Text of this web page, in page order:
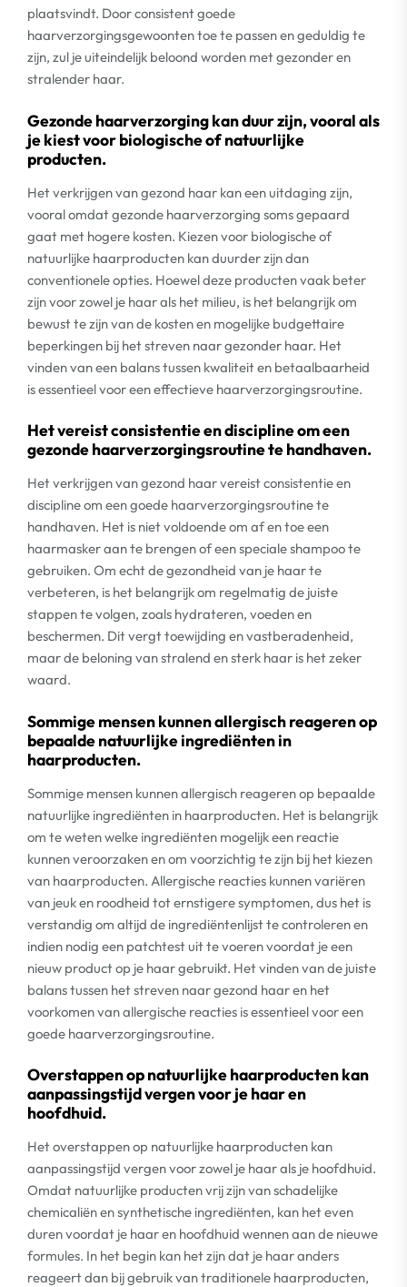
plaatsvindt. Door consistent goede
haarverzorgingsgewoonten toe te passen en geduldig te
zijn, zul je uiteindelijk beloond worden met gezonder en
stralender haar.
Gezonde haarverzorging kan duur zijn, vooral als
je kiest voor biologische of natuurlijke
producten.
Het verkrijgen van gezond haar kan een uitdaging zijn,
vooral omdat gezonde haarverzorging soms gepaard
gaat met hogere kosten. Kiezen voor biologische of
natuurlijke haarproducten kan duurder zijn dan
conventionele opties. Hoewel deze producten vaak beter
zijn voor zowel je haar als het milieu, is het belangrijk om
bewust te zijn van de kosten en mogelijke budgettaire
beperkingen bij het streven naar gezonder haar. Het
vinden van een balans tussen kwaliteit en betaalbaarheid
is essentieel voor een effectieve haarverzorgingsroutine.
Het vereist consistentie en discipline om een
gezonde haarverzorgingsroutine te handhaven.
Het verkrijgen van gezond haar vereist consistentie en
discipline om een goede haarverzorgingsroutine te
handhaven. Het is niet voldoende om af en toe een
haarmasker aan te brengen of een speciale shampoo te
gebruiken. Om echt de gezondheid van je haar te
verbeteren, is het belangrijk om regelmatig de juiste
stappen te volgen, zoals hydrateren, voeden en
beschermen. Dit vergt toewijding en vastberadenheid,
maar de beloning van stralend en sterk haar is het zeker
waard.
Sommige mensen kunnen allergisch reageren op
bepaalde natuurlijke ingrediënten in
haarproducten.
Sommige mensen kunnen allergisch reageren op bepaalde
natuurlijke ingrediënten in haarproducten. Het is belangrijk
om te weten welke ingrediënten mogelijk een reactie
kunnen veroorzaken en om voorzichtig te zijn bij het kiezen
van haarproducten. Allergische reacties kunnen variëren
van jeuk en roodheid tot ernstigere symptomen, dus het is
verstandig om altijd de ingrediëntenlijst te controleren en
indien nodig een patchtest uit te voeren voordat je een
nieuw product op je haar gebruikt. Het vinden van de juiste
balans tussen het streven naar gezond haar en het
voorkomen van allergische reacties is essentieel voor een
goede haarverzorgingsroutine.
Overstappen op natuurlijke haarproducten kan
aanpassingstijd vergen voor je haar en
hoofdhuid.
Het overstappen op natuurlijke haarproducten kan
aanpassingstijd vergen voor zowel je haar als je hoofdhuid.
Omdat natuurlijke producten vrij zijn van schadelijke
chemicaliën en synthetische ingrediënten, kan het even
duren voordat je haar en hoofdhuid wennen aan de nieuwe
formules. In het begin kan het zijn dat je haar anders
reageert dan bij gebruik van traditionele haarproducten,